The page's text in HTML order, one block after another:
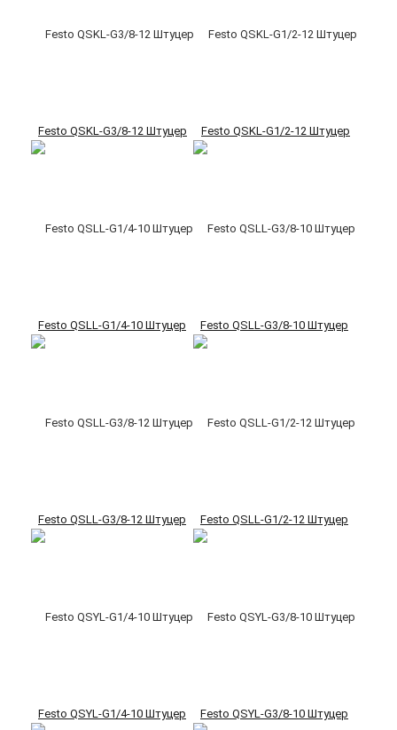
Festo QSKL-G3/8-12 Штуцер Festo QSKL-G1/2-12 Штуцер
Festo QSLL-G1/4-10 Штуцер Festo QSLL-G3/8-10 Штуцер
Festo QSLL-G3/8-12 Штуцер Festo QSLL-G1/2-12 Штуцер
Festo QSYL-G1/4-10 Штуцер Festo QSYL-G3/8-10 Штуцер